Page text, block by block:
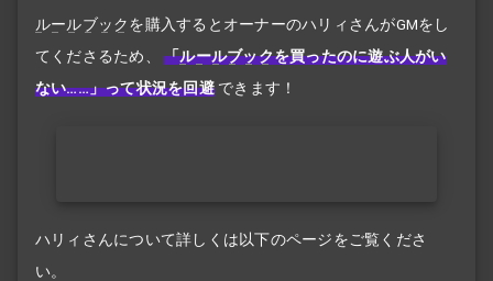
ルールブックを購入するとオーナーのハリィさんがGMをし
てくださるため、
「ルールブックを買ったのに遊ぶ人がい
ない……」って状況を回避 できます！
ハリィさんについて詳しくは以下のページをご覧くださ
い。